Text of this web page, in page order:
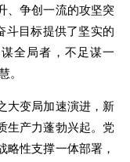
、争创一流的攻坚突
斗目标提供了坚实的
全局者，不足谋一
。
大变局加速演进，新
生产力蓬勃兴起。党
略性支撑一体部署，